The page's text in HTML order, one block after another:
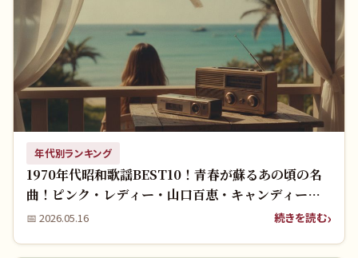
年代別ランキング
1970年代昭和歌謡BEST10！青春が蘇るあの頃の名
曲！ピンク・レディー・山口百恵・キャンディー
ズ！
📅 2026.05.16 続きを読む